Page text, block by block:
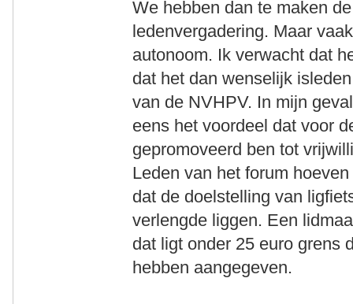
We hebben dan te maken
ledenvergadering. Maar
autonoom. Ik verwacht dat
dat het dan wenselijk
van de NVHPV. In mijn
eens het voordeel dat voor
gepromoveerd ben tot
Leden van het forum
dat de doelstelling van
verlengde liggen. Een
dat ligt onder 25 euro grens
hebben aangegeven.